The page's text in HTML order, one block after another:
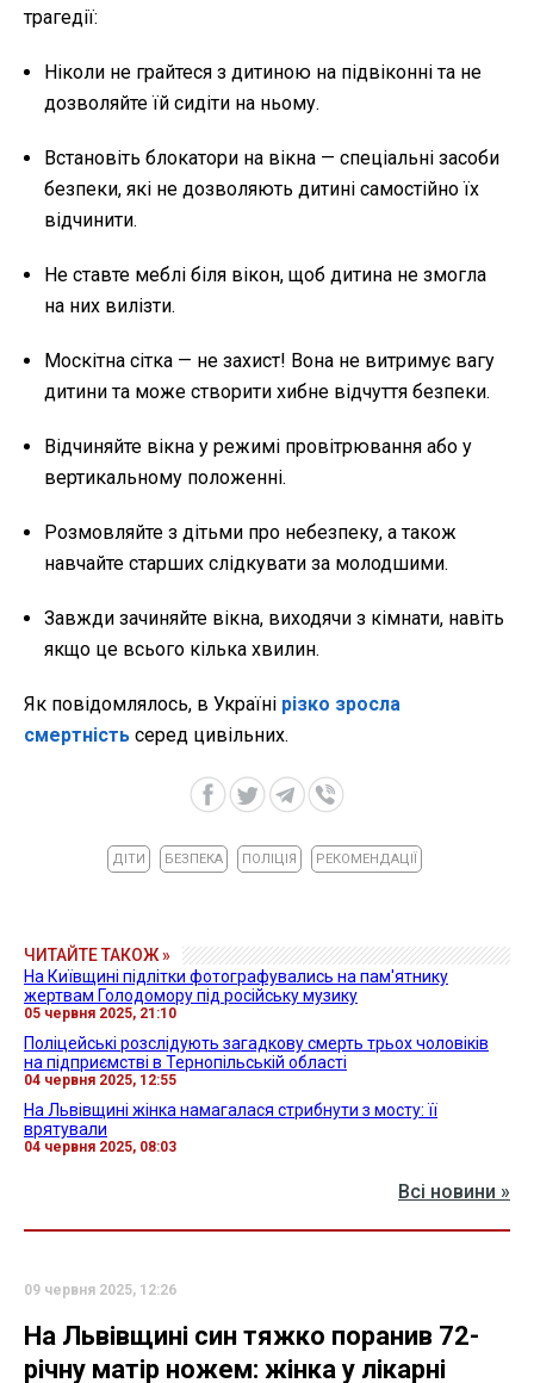
трагедії:
Ніколи не грайтеся з дитиною на підвіконні та не
дозволяйте їй сидіти на ньому.
Встановіть блокатори на вікна — спеціальні засоби
безпеки, які не дозволяють дитині самостійно їх
відчинити.
Не ставте меблі біля вікон, щоб дитина не змогла
на них вилізти.
Москітна сітка — не захист! Вона не витримує вагу
дитини та може створити хибне відчуття безпеки.
Відчиняйте вікна у режимі провітрювання або у
вертикальному положенні.
Розмовляйте з дітьми про небезпеку, а також
навчайте старших слідкувати за молодшими.
Завжди зачиняйте вікна, виходячи з кімнати, навіть
якщо це всього кілька хвилин.
Як повідомлялось, в Україні різко зросла
смертність серед цивільних.
ДІТИ БЕЗПЕКА ПОЛІЦІЯ РЕКОМЕНДАЦІЇ
ЧИТАЙТЕ ТАКОЖ »
На Київщині підлітки фотографувались на пам'ятнику
жертвам Голодомору під російську музику
05 червня 2025, 21:10
Поліцейські розслідують загадкову смерть трьох чоловіків
на підприємстві в Тернопільській області
04 червня 2025, 12:55
На Львівщині жінка намагалася стрибнути з мосту: її
врятували
04 червня 2025, 08:03
Всі новини »
09 червня 2025, 12:26
На Львівщині син тяжко поранив 72-
річну матір ножем: жінка у лікарні